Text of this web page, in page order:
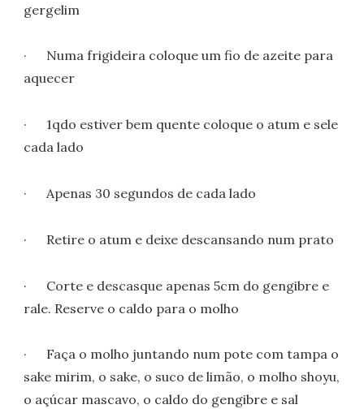
gergelim
· Numa frigideira coloque um fio de azeite para
aquecer
· 1qdo estiver bem quente coloque o atum e sele
cada lado
· Apenas 30 segundos de cada lado
· Retire o atum e deixe descansando num prato
· Corte e descasque apenas 5cm do gengibre e
rale. Reserve o caldo para o molho
· Faça o molho juntando num pote com tampa o
sake mirim, o sake, o suco de limão, o molho shoyu,
o açúcar mascavo, o caldo do gengibre e sal